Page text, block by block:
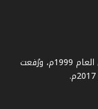
تأسست جامعة النيل الأبيض ككلية خاصة في العام 1999م، ورُفعت